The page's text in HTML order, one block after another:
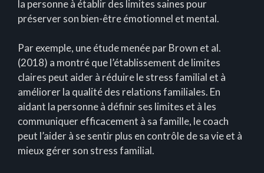
la personne à établir des limites saines pour
préserver son bien-être émotionnel et mental.
Par exemple, une étude menée par Brown et al.
(2018) a montré que l’établissement de limites
claires peut aider à réduire le stress familial et à
améliorer la qualité des relations familiales. En
aidant la personne à définir ses limites et à les
communiquer efficacement à sa famille, le coach
peut l’aider à se sentir plus en contrôle de sa vie et à
mieux gérer son stress familial.